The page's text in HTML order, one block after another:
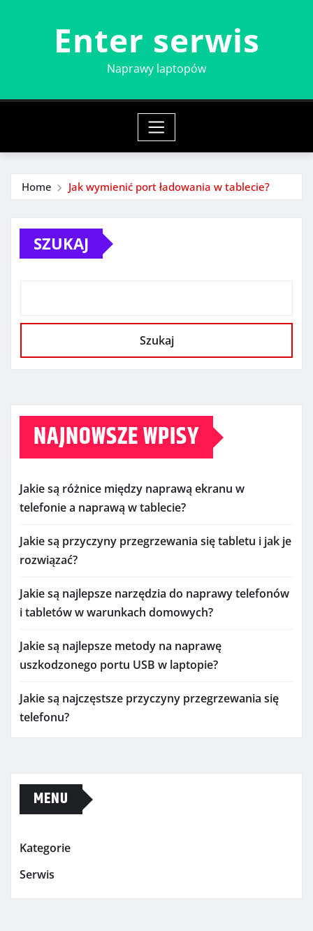
Enter serwis
Naprawy laptopów
Home Jak wymienić port ładowania w tablecie?
SZUKAJ
Szukaj
NAJNOWSZE WPISY
Jakie są różnice między naprawą ekranu w
telefonie a naprawą w tablecie?
Jakie są przyczyny przegrzewania się tabletu i jak je
rozwiązać?
Jakie są najlepsze narzędzia do naprawy telefonów
i tabletów w warunkach domowych?
Jakie są najlepsze metody na naprawę
uszkodzonego portu USB w laptopie?
Jakie są najczęstsze przyczyny przegrzewania się
telefonu?
MENU
Kategorie
Serwis